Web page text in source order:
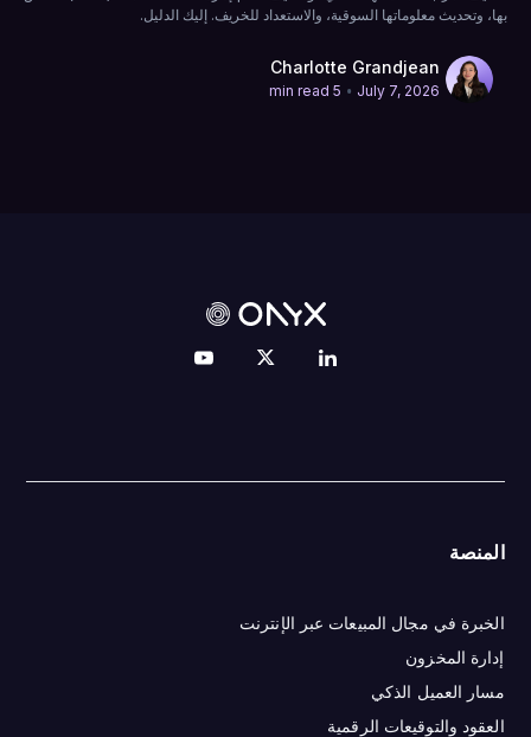
بها، وتحديث معلوماتها السوقية، والاستعداد للخريف. إليك الدليل.
Charlotte Grandjean
July 7, 2026
•
5 min read
المنصة
الخبرة في مجال المبيعات عبر الإنترنت
إدارة المخزون
مسار العميل الذكي
العقود والتوقيعات الرقمية